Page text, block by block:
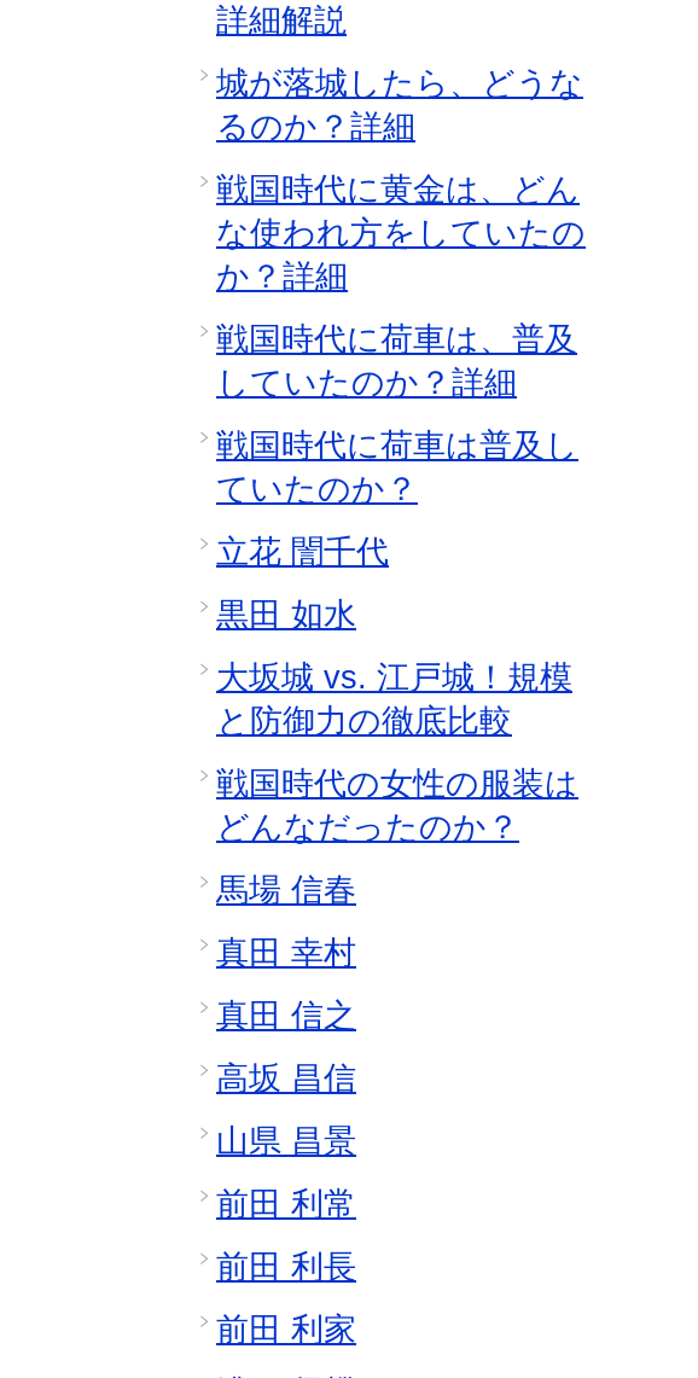
詳細解説
城が落城したら、どうな
るのか？詳細
戦国時代に黄金は、どん
な使われ方をしていたの
か？詳細
戦国時代に荷車は、普及
していたのか？詳細
戦国時代に荷車は普及し
ていたのか？
立花 誾千代
黒田 如水
大坂城 vs. 江戸城！規模
と防御力の徹底比較
戦国時代の女性の服装は
どんなだったのか？
馬場 信春
真田 幸村
真田 信之
高坂 昌信
山県 昌景
前田 利常
前田 利長
前田 利家